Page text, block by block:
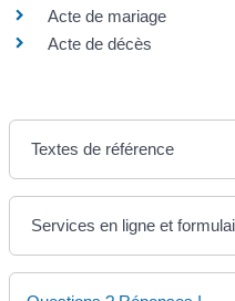
Acte de mariage
Acte de décès
Textes de référence
Services en ligne et